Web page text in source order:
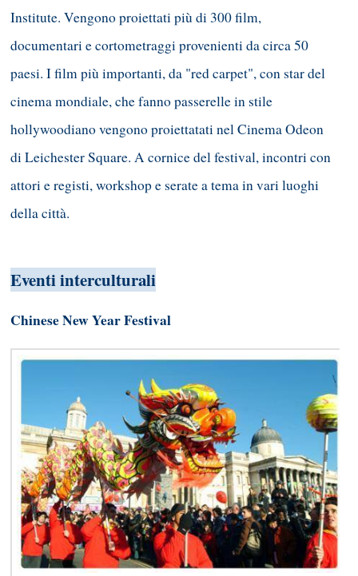
Institute. Vengono proiettati più di 300 film,
documentari e cortometraggi provenienti da circa 50
paesi. I film più importanti, da "red carpet", con star del
cinema mondiale, che fanno passerelle in stile
hollywoodiano vengono proiettatati nel Cinema Odeon
di Leichester Square. A cornice del festival, incontri con
attori e registi, workshop e serate a tema in vari luoghi
della città.
Eventi interculturali
Chinese New Year Festival